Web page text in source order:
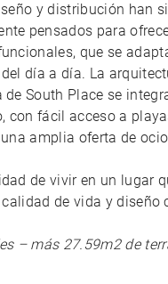
y distribución han
pensados para
que se
día a día. La
South Place se
con fácil acceso a
amplia oferta de
de vivir en un lugar
de vida y diseño
– más 27.59m2 de